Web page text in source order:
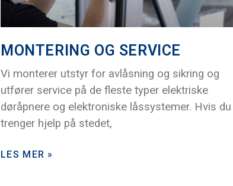
MONTERING OG SERVICE
Vi monterer utstyr for avlåsning og sikring og
utfører service på de fleste typer elektriske
døråpnere og elektroniske låssystemer. Hvis du
trenger hjelp på stedet,
LES MER »